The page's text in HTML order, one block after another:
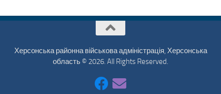
Херсонська районна військова адміністрація, Херсонська
область © 2026. All Rights Reserved.